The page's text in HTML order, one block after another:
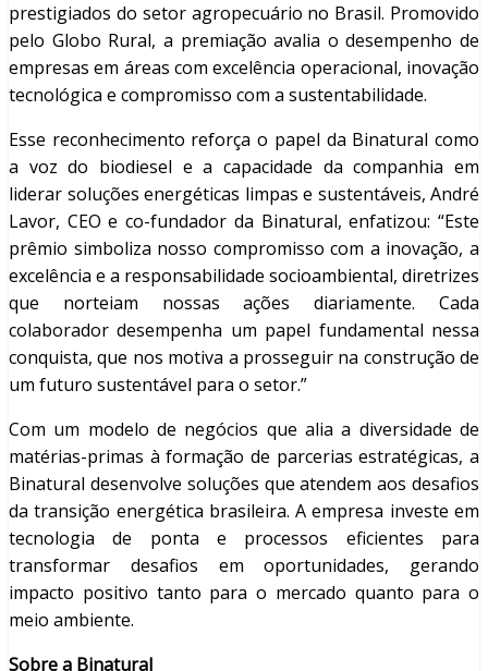
prestigiados do setor agropecuário no Brasil. Promovido
pelo Globo Rural, a premiação avalia o desempenho de
empresas em áreas com excelência operacional, inovação
tecnológica e compromisso com a sustentabilidade.
Esse reconhecimento reforça o papel da Binatural como
a voz do biodiesel e a capacidade da companhia em
liderar soluções energéticas limpas e sustentáveis, André
Lavor, CEO e co-fundador da Binatural, enfatizou: “Este
prêmio simboliza nosso compromisso com a inovação, a
excelência e a responsabilidade socioambiental, diretrizes
que norteiam nossas ações diariamente. Cada
colaborador desempenha um papel fundamental nessa
conquista, que nos motiva a prosseguir na construção de
um futuro sustentável para o setor.”
Com um modelo de negócios que alia a diversidade de
matérias-primas à formação de parcerias estratégicas, a
Binatural desenvolve soluções que atendem aos desafios
da transição energética brasileira. A empresa investe em
tecnologia de ponta e processos eficientes para
transformar desafios em oportunidades, gerando
impacto positivo tanto para o mercado quanto para o
meio ambiente.
Sobre a Binatural